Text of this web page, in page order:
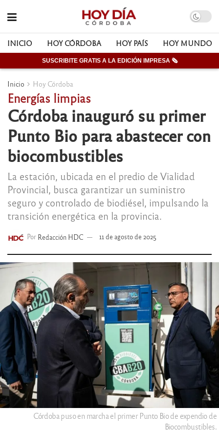
INICIO HOY CÓRDOBA HOY PAÍS HOY MUNDO
SUSCRIBITE GRATIS A LA EDICIÓN IMPRESA 🗞
Inicio Hoy Córdoba
Energías limpias
Córdoba inauguró su primer
Punto Bio para abastecer con
biocombustibles
La estación, ubicada en el predio de Vialidad
Provincial, busca garantizar un suministro
seguro y controlado de biodiésel, impulsando la
transición energética en la provincia.
Por Redacción HDC 11 de agosto de 2025
Córdoba puso en marcha el primer Punto Bio de expendio de
Biocombustibles.